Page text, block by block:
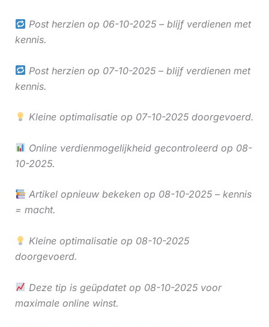
Post herzien op 06-10-2025 – blijf verdienen met
kennis.
Post herzien op 07-10-2025 – blijf verdienen met
kennis.
Kleine optimalisatie op 07-10-2025 doorgevoerd.
Online verdienmogelijkheid gecontroleerd op 08-
10-2025.
Artikel opnieuw bekeken op 08-10-2025 – kennis
= macht.
Kleine optimalisatie op 08-10-2025
doorgevoerd.
Deze tip is geüpdatet op 08-10-2025 voor
maximale online winst.